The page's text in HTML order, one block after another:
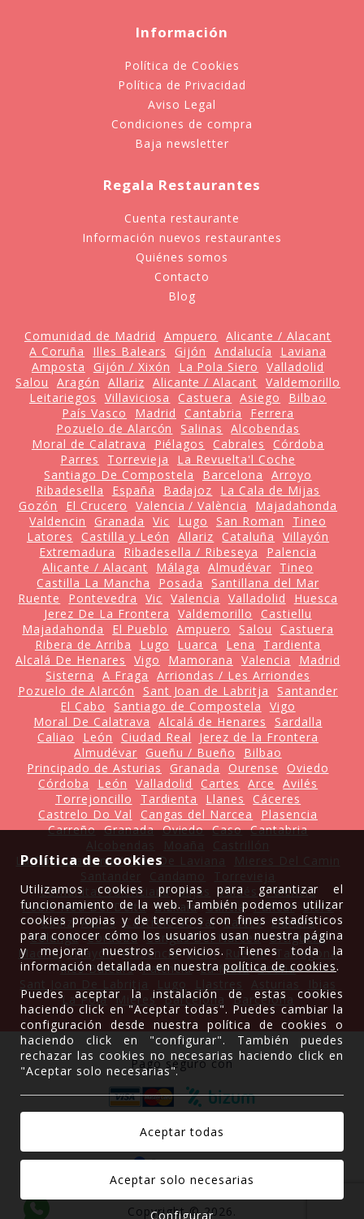
Información
Política de Cookies
Política de Privacidad
Aviso Legal
Condiciones de compra
Baja newsletter
Regala Restaurantes
Cuenta restaurante
Información nuevos restaurantes
Quiénes somos
Contacto
Blog
Comunidad de Madrid Ampuero
Alicante / Alacant
A Coruña
Illes Balears Gijón Andalucía
Laviana
Amposta
Gijón / Xixón La Pola Siero
Valladolid
Salou
Aragón Allariz Alicante / Alacant Valdemorillo
Leitariegos
Villaviciosa Castuera Asiego
Bilbao
País Vasco
Madrid Cantabria
Ferrera
Pozuelo de Alarcón
Salinas
Alcobendas
Moral de Calatrava
Piélagos Cabrales
Córdoba
Parres
Torrevieja
La Revuelta'l Coche
Santiago De Compostela
Barcelona
Arroyo
Ribadesella
España Badajoz
La Cala de Mijas
Gozón
El Crucero Valencia / València
Majadahonda
Valdencin
Granada Vic Lugo San Roman
Tineo
Latores
Castilla y León Allariz Cataluña
Villayón
Extremadura
Ribadesella / Ribeseya
Palencia
Alicante / Alacant
Málaga Almudévar
Tineo
Castilla La Mancha
Posada
Santillana del Mar
Ruente
Pontevedra Vic Valencia Valladolid
Huesca
Jerez De La Frontera
Valdemorillo
Castiellu
Majadahonda
El Pueblo Ampuero Salou
Castuera
Ribera de Arriba
Lugo Luarca Lena
Tardienta
Alcalá De Henares
Vigo Mamorana Valencia
Madrid
Sisterna
A Fraga
Arriondas / Les Arriondes
Pozuelo de Alarcón
Sant Joan de Labritja
Santander
El Cabo
Santiago de Compostela
Vigo
Moral De Calatrava
Alcalá de Henares
Sardalla
Caliao
León Ciudad Real
Jerez de la Frontera
Almudévar
Gueñu / Bueño
Bilbao
Principado de Asturias
Granada Ourense
Oviedo
Córdoba
León Valladolid Cartes Arce
Avilés
Torrejoncillo
Tardienta Llanes
Cáceres
Castrelo Do Val
Cangas del Narcea
Plasencia
Carreño Granada Oviedo Caso Cantabria
La Pola Llaviana / Pola De Laviana
Comunitat Valenciana Mijas Valdés
Palencia
Poble Nou Del Delta Bizkaia Galicia Pancar Siero
Cádiz Avilés Castrelo do Val Cartes Llanera
Colunga Córdoba Cangas Del Narcea Ortiguera
Madrid
Villayón Plasencia León Ruente Tarragona
Illes Balears Palencia La Mata Coaña
La Pola Mieres Barcelona Barcelona
Pago seguro con
Gracias a
Política de cookies
Utilizamos cookies propias para garantizar el
funcionamiento de la web. También podemos utilizar
cookies propias y de terceros con fines estadísticos
para conocer cómo los usuarios usan nuestra página
y mejorar nuestros servicios. Tienes toda la
información detallada en nuestrapolítica de cookies.
Puedes aceptar la instalación de estas cookies
haciendo click en "Aceptar todas". Puedes cambiar la
configuración desde nuestra política de cookies o
haciendo click en "configurar". También puedes
rechazar las cookies no necesarias haciendo click en
"Aceptar solo necesarias".
Configurar
Copyright © 2026.